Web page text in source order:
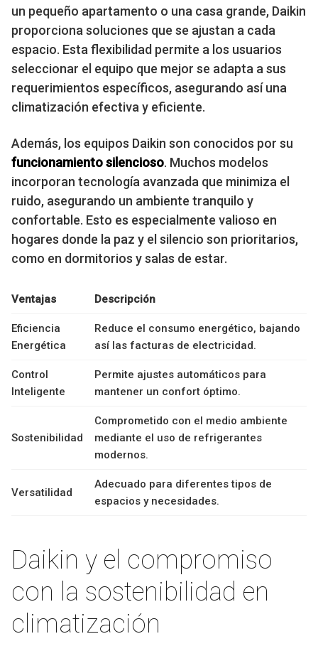
un pequeño apartamento o una casa grande, Daikin
proporciona soluciones que se ajustan a cada
espacio. Esta flexibilidad permite a los usuarios
seleccionar el equipo que mejor se adapta a sus
requerimientos específicos, asegurando así una
climatización efectiva y eficiente.
Además, los equipos Daikin son conocidos por su
funcionamiento silencioso. Muchos modelos
incorporan tecnología avanzada que minimiza el
ruido, asegurando un ambiente tranquilo y
confortable. Esto es especialmente valioso en
hogares donde la paz y el silencio son prioritarios,
como en dormitorios y salas de estar.
Ventajas Descripción
Eficiencia
Energética
Reduce el consumo energético, bajando
así las facturas de electricidad.
Control
Inteligente
Permite ajustes automáticos para
mantener un confort óptimo.
Sostenibilidad
Comprometido con el medio ambiente
mediante el uso de refrigerantes
modernos.
Versatilidad
Adecuado para diferentes tipos de
espacios y necesidades.
Daikin y el compromiso
con la sostenibilidad en
climatización